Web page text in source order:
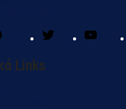
Facebook Twitter YouTube
Links